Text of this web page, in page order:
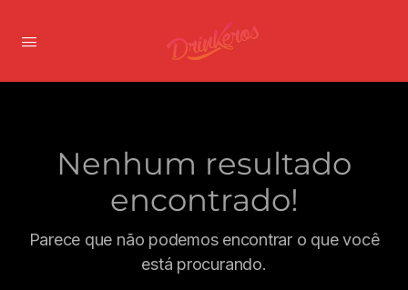
Nenhum resultado
encontrado!
Parece que não podemos encontrar o que você
está procurando.